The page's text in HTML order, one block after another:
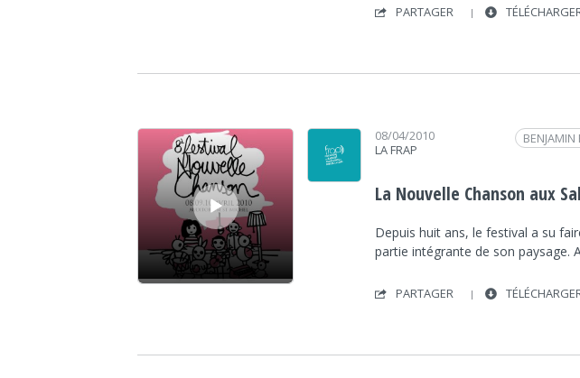
PARTAGER
Lecteur audio
08/04/2010
LA FRAP
BENJAMIN
INTERVIEW
NOUVELLE
La Nouvelle Chanson aux
Depuis huit ans, le festival a su
partie intégrante de son paysage.
PARTAGER